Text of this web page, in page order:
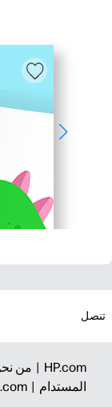
تنصل
HP.com | من
المستدام | |